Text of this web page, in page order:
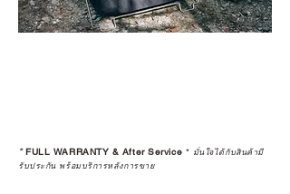
*FULL WARRANTY & After Service * มั่นใจได้กับสินค้ามี
รับประกัน พร้อมบริการหลังการขาย